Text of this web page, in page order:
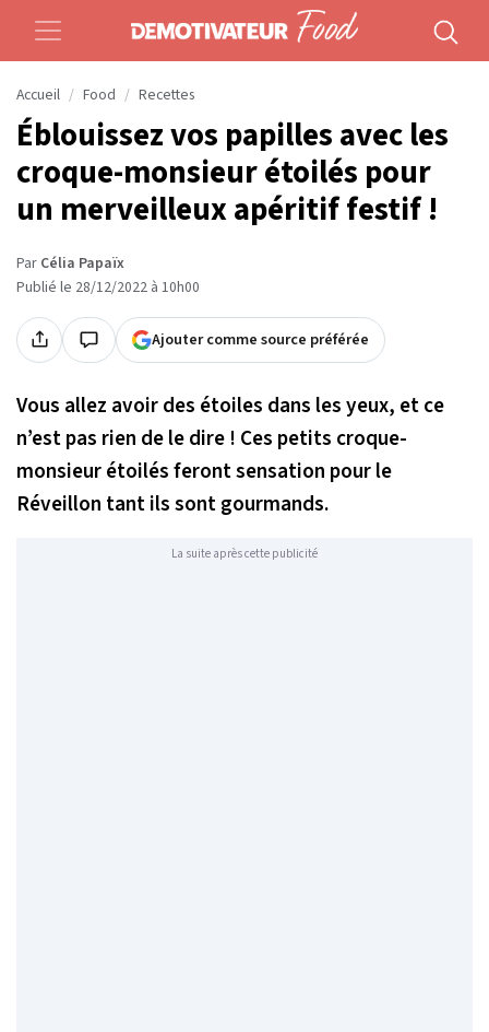
Accueil Food Recettes
Éblouissez vos papilles avec les
croque-monsieur étoilés pour
un merveilleux apéritif festif !
Par Célia Papaïx
Publié le 28/12/2022 à 10h00
Ajouter comme source préférée
Vous allez avoir des étoiles dans les yeux, et ce
n’est pas rien de le dire ! Ces petits croque-
monsieur étoilés feront sensation pour le
Réveillon tant ils sont gourmands.
La suite après cette publicité